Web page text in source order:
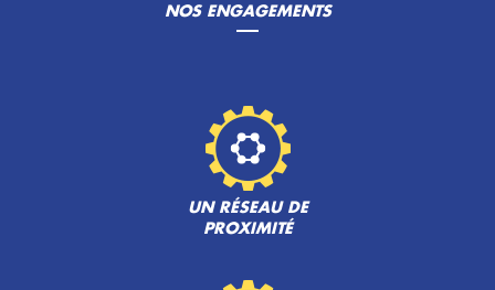
NOS ENGAGEMENTS
UN RÉSEAU DE
PROXIMITÉ